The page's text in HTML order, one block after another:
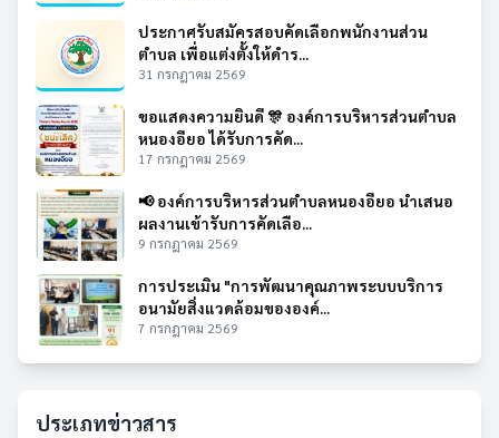
ประกาศรับสมัครสอบคัดเลือกพนักงานส่วน
ตำบล เพื่อแต่งตั้งให้ดำร...
31 กรกฎาคม 2569
ขอแสดงความยินดี 🎊 องค์การบริหารส่วนตำบล
หนองอียอ ได้รับการคัด...
17 กรกฎาคม 2569
📢 องค์การบริหารส่วนตำบลหนองอียอ นำเสนอ
ผลงานเข้ารับการคัดเลือ...
9 กรกฎาคม 2569
การประเมิน "การพัฒนาคุณภาพระบบบริการ
อนามัยสิ่งแวดล้อมขององค์...
7 กรกฎาคม 2569
ประเภทข่าวสาร